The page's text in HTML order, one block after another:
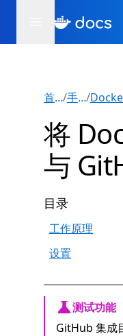
首页/ 手册/
将
与
目录
工作原理
设置
测试功能
GitHub 集成